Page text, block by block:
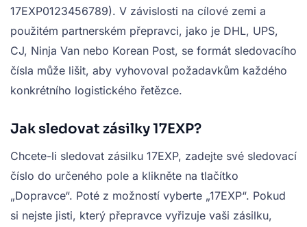
17EXP0123456789). V závislosti na cílové zemi a
použitém partnerském přepravci, jako je DHL, UPS,
CJ, Ninja Van nebo Korean Post, se formát sledovacího
čísla může lišit, aby vyhovoval požadavkům každého
konkrétního logistického řetězce.
Jak sledovat zásilky 17EXP?
Chcete-li sledovat zásilku 17EXP, zadejte své sledovací
číslo do určeného pole a klikněte na tlačítko
„Dopravce“. Poté z možností vyberte „17EXP“. Pokud
si nejste jisti, který přepravce vyřizuje vaši zásilku,